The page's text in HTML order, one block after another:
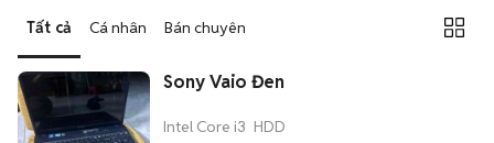
Tất cả Cá nhân Bán chuyên
Sony Vaio Đen
Intel Core i3 HDD